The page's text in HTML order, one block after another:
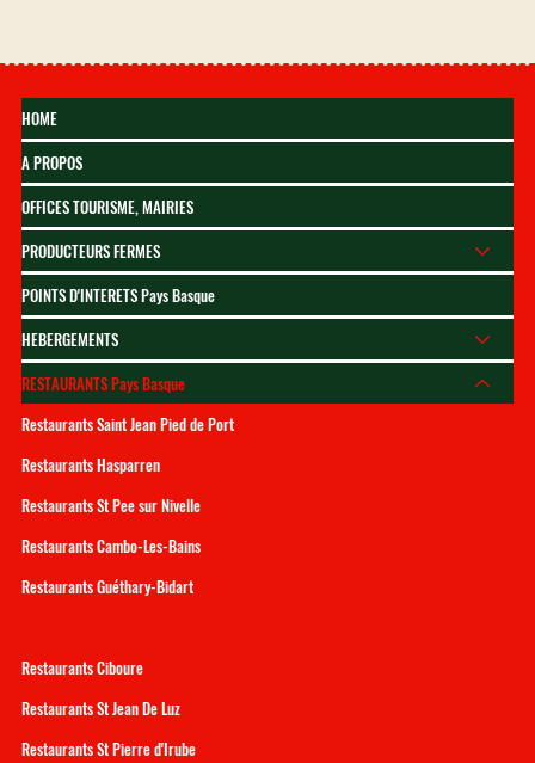
HOME
A PROPOS
OFFICES TOURISME, MAIRIES
PRODUCTEURS FERMES
POINTS D'INTERETS Pays Basque
HEBERGEMENTS
RESTAURANTS Pays Basque
Restaurants Saint Jean Pied de Port
Restaurants Hasparren
Restaurants St Pee sur Nivelle
Restaurants Cambo-Les-Bains
Restaurants Guéthary-Bidart
Restaurants Ciboure
Restaurants St Jean De Luz
Restaurants St Pierre d'Irube